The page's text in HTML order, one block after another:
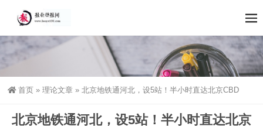
首页 » 理论文章 » 北京地铁通河北，设5站！半小时直达北京CBD
北京地铁通河北，设5站！半小时直达北京